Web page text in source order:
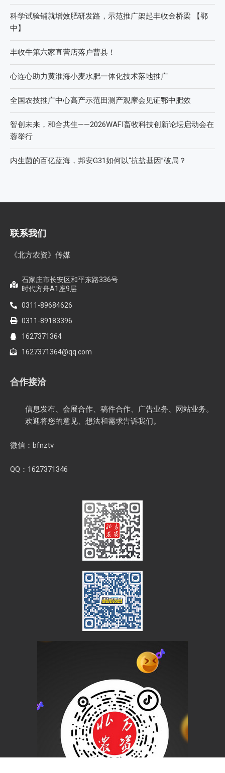
科学试验铺就增效肥研发路，示范推广架起丰收金桥梁 【鄂
中】
丰收牛第六家直营店落户曹县！
心连心助力黄淮海小麦水肥一体化技术落地推广
全国农技推广中心高产示范田测产观摩会见证鄂中肥效
智创未来，和合共生——2026WAFI畜牧科技创新论坛启动会在
蓉举行
内生菌的百亿蓝海，邦安G31如何以“抗盐基因”破局？
联系我们
《北方农资》传媒
石家庄市长安区和平东路336号
时代方舟A1座9层
0311-89684626
0311-89183396
1627371364
1627371364@qq.com
合作接洽
信息发布、会展合作、稿件合作、广告业务、网站业务。
欢迎将您的意见、想法和需求告诉我们。
微信：bfnztv
QQ：1627371346